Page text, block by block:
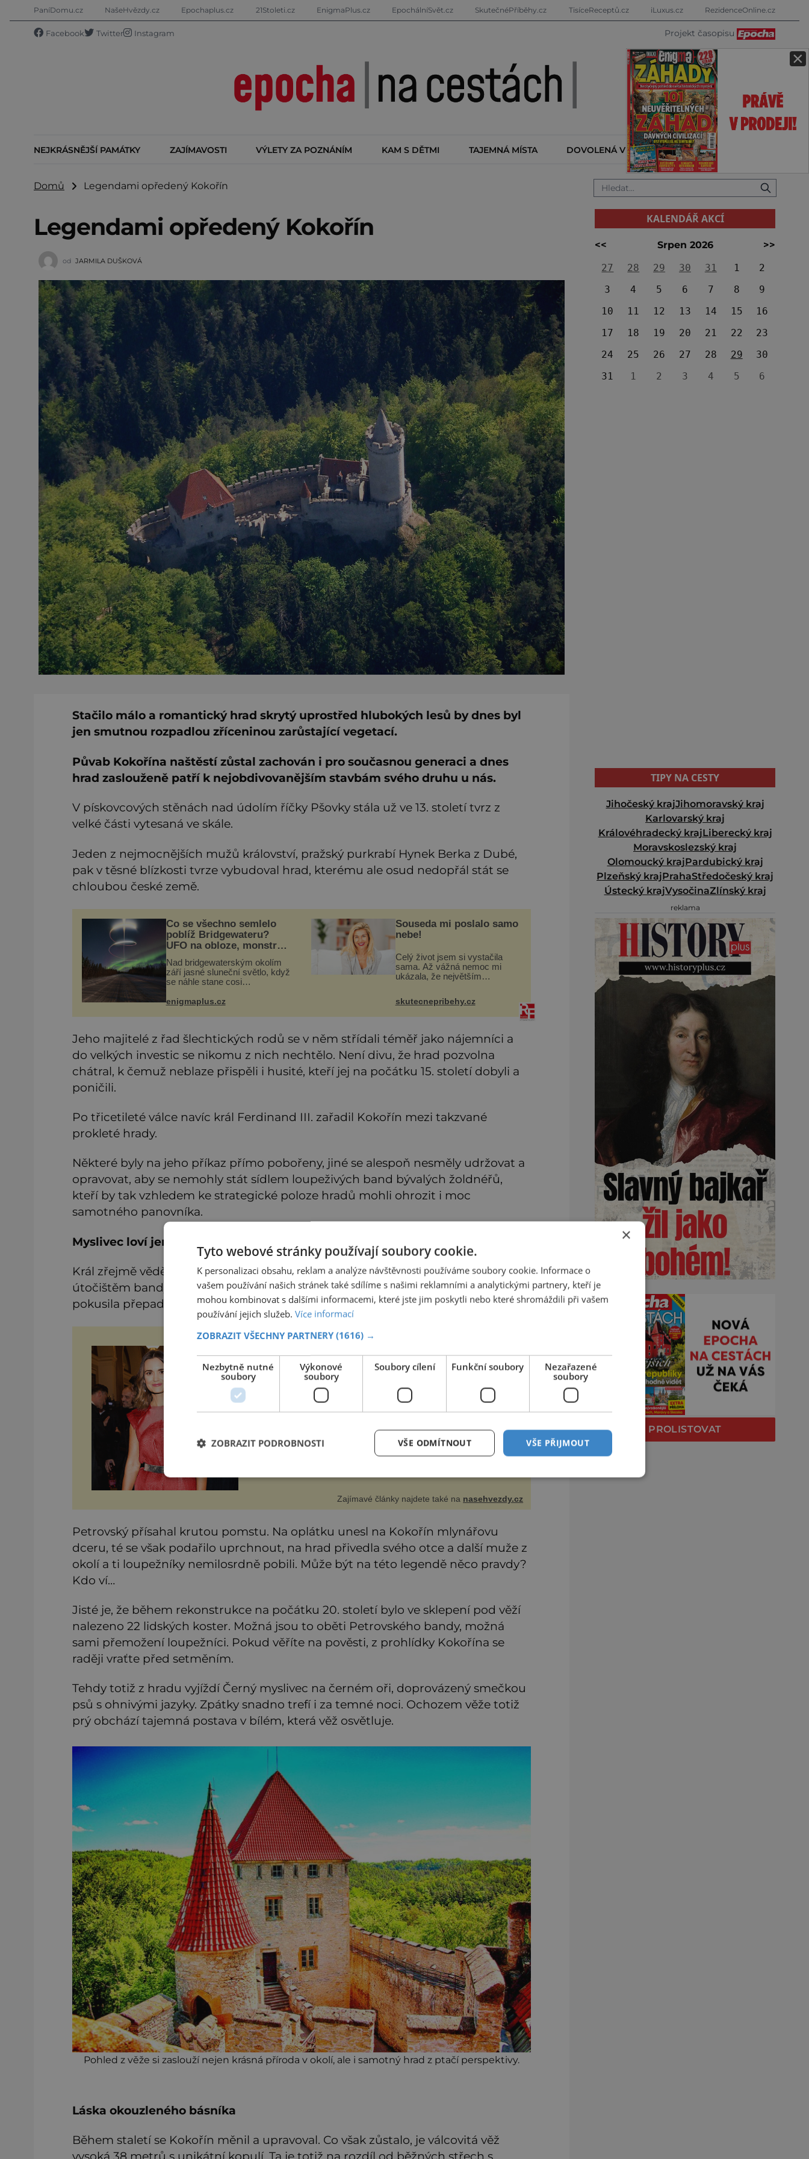
×
PaníDomu.cz NašeHvězdy.cz Epochaplus.cz 21Stoleti.cz EnigmaPlus.cz EpochálníSvět.cz SkutečnéPříběhy.cz TisíceReceptů.cz iLuxus.cz RezidenceOnline.cz
Facebook Twitter Instagram Projekt časopisu
NEJKRÁSNĚJŠÍ PAMÁTKY ZAJÍMAVOSTI VÝLETY ZA POZNÁNÍM KAM S DĚTMI TAJEMNÁ MÍSTA DOVOLENÁ V ZAHRANIČÍ KALENDÁŘ AKCÍ
Domů Legendami opředený Kokořín
Legendami opředený Kokořín
od JARMILA DUŠKOVÁ
Stačilo málo a romantický hrad skrytý uprostřed hlubokých lesů by dnes byl
jen smutnou rozpadlou zříceninou zarůstající vegetací.
Půvab Kokořína naštěstí zůstal zachován i pro současnou generaci a dnes
hrad zaslouženě patří k nejobdivovanějším stavbám svého druhu u nás.
V pískovcových stěnách nad údolím říčky Pšovky stála už ve 13. století tvrz z
velké části vytesaná ve skále.
Jeden z nejmocnějších mužů království, pražský purkrabí Hynek Berka z Dubé,
pak v těsné blízkosti tvrze vybudoval hrad, kterému ale osud nedopřál stát se
chloubou české země.
Co se všechno semlelo
poblíž Bridgewateru?
UFO na obloze, monstra v
bažinách!
Nad bridgewaterským okolím
září jasné sluneční světlo, když
se náhle stane cosi
roku 1760 v deset hodin
prvnímu historicky doloženému
enigmaplus.cz
Souseda mi poslalo samo
nebe!
Celý život jsem si vystačila
sama. Až vážná nemoc mi
ukázala, že největším
ochotný podat pomocnou ruku.
Vždycky jsem byla spíš
skutecnepribehy.cz
Jeho majitelé z řad šlechtických rodů se v něm střídali téměř jako nájemníci a
do velkých investic se nikomu z nich nechtělo. Není divu, že hrad pozvolna
chátral, k čemuž neblaze přispěli i husité, kteří jej na počátku 15. století dobyli a
poničili.
Po třicetileté válce navíc král Ferdinand III. zařadil Kokořín mezi takzvané
prokleté hrady.
Některé byly na jeho příkaz přímo pobořeny, jiné se alespoň nesměly udržovat a
opravovat, aby se nemohly stát sídlem loupeživých band bývalých žoldnéřů,
kteří by tak vzhledem ke strategické poloze hradů mohli ohrozit i moc
samotného panovníka.
Myslivec loví jenom v noci
Král zřejmě věděl, co dělá. Podle legend se zpustlý hrad v 17. století stal
útočištěm bandy loupežníka Petrovského, která terorizovala celý kraj. Když se ale
pokusila přepadnout nedaleký mlýn, mlynář se svými chasníky útočníky zahnali.
Snad tohle není konec našeho krásného páru! Hudebník
Ondřej Brzobohatý (42) totiž podle všeho až nebezpečně
přilnul k jisté krásce, zpěvačce Sáře Milfajtové (33), která
jednou byla hostem v pořadu Inkognito, kde Ondřej účinkuje.
Ondřej Brzobohatý (42). Hned po natáčení prý za ní přišel s
Zajímavé články najdete také na nasehvezdy.cz
Petrovský přísahal krutou pomstu. Na oplátku unesl na Kokořín mlynářovu
dceru, té se však podařilo uprchnout, na hrad přivedla svého otce a další muže z
okolí a ti loupežníky nemilosrdně pobili. Může být na této legendě něco pravdy?
Kdo ví…
Jisté je, že během rekonstrukce na počátku 20. století bylo ve sklepení pod věží
nalezeno 22 lidských koster. Možná jsou to oběti Petrovského bandy, možná
sami přemožení loupežníci. Pokud věříte na pověsti, z prohlídky Kokořína se
raději vraťte před setměním.
Tehdy totiž z hradu vyjíždí Černý myslivec na černém oři, doprovázený smečkou
psů s ohnivými jazyky. Zpátky snadno trefí i za temné noci. Ochozem věže totiž
prý obchází tajemná postava v bílém, která věž osvětluje.
Pohled z věže si zaslouží nejen krásná příroda v okolí, ale i samotný hrad z ptačí perspektivy.
Láska okouzleného básníka
Během staletí se Kokořín měnil a upravoval. Co však zůstalo, je válcovitá věž
KALENDÁŘ AKCÍ
<< Srpen 2026
>>
27
28 29 30 31 1
2
3
4 5 6 7 8
9
10
11 12 13 14 15
16
17
18 19 20 21 22
23
24
25 26 27 28 29
30
31
1 2 3 4 5 6
TIPY NA CESTY
Jihočeský krajJihomoravský kraj
Karlovarský kraj
Královéhradecký krajLiberecký kraj
Moravskoslezský kraj
Olomoucký krajPardubický kraj
Plzeňský krajPrahaStředočeský kraj
Ústecký krajVysočinaZlínský kraj
reklama
PROLISTOVAT
×
Tyto webové stránky používají soubory cookie.
K personalizaci obsahu, reklam a analýze návštěvnosti používáme soubory cookie. Informace o
vašem používání našich stránek také sdílíme s našimi reklamními a analytickými partnery, kteří je
mohou kombinovat s dalšími informacemi, které jste jim poskytli nebo které shromáždili při vašem
používání jejich služeb. Více informací
ZOBRAZIT VŠECHNY PARTNERY (1616) →
Nezbytně nutné
soubory
Výkonové
soubory
Soubory cílení Funkční soubory
Nezařazené
soubory
VŠE PŘIJMOUT
VŠE ODMÍTNOUT
ZOBRAZIT PODROBNOSTI